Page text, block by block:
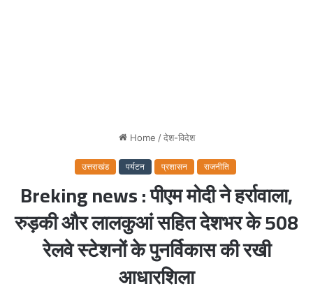
Home / देश-विदेश
उत्तराखंड पर्यटन प्रशासन राजनीति
Breking news : पीएम मोदी ने हर्रावाला,
रुड़की और लालकुआं सहित देशभर के 508
रेलवे स्टेशनों के पुनर्विकास की रखी
आधारशिला